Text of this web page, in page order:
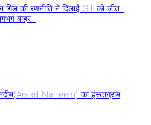
की रणनीति ने दिलाई GT को जीत..
बाहर..
Nadeem) का इंस्टाग्राम